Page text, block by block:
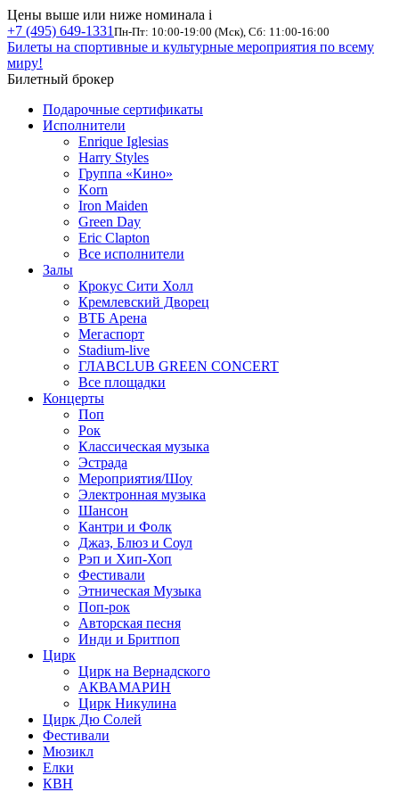
Цены выше или ниже номинала i
+7 (495) 649-1331 Пн-Пт: 10:00-19:00 (Мск), Сб: 11:00-16:00
Билеты на спортивные и культурные мероприятия по всему
миру!
Билетный брокер
Подарочные сертификаты
Исполнители
Enrique Iglesias
Harry Styles
Группа «Кино»
Korn
Iron Maiden
Green Day
Eric Clapton
Все исполнители
Залы
Крокус Сити Холл
Кремлевский Дворец
ВТБ Арена
Мегаспорт
Stadium-live
ГЛАВCLUB GREEN CONCERT
Все площадки
Концерты
Поп
Рок
Классическая музыка
Эстрада
Мероприятия/Шоу
Электронная музыка
Шансон
Кантри и Фолк
Джаз, Блюз и Соул
Рэп и Хип-Хоп
Фестивали
Этническая Музыка
Поп-рок
Авторская песня
Инди и Бритпоп
Цирк
Цирк на Вернадского
АКВАМАРИН
Цирк Никулина
Цирк Дю Солей
Фестивали
Мюзикл
Елки
КВН